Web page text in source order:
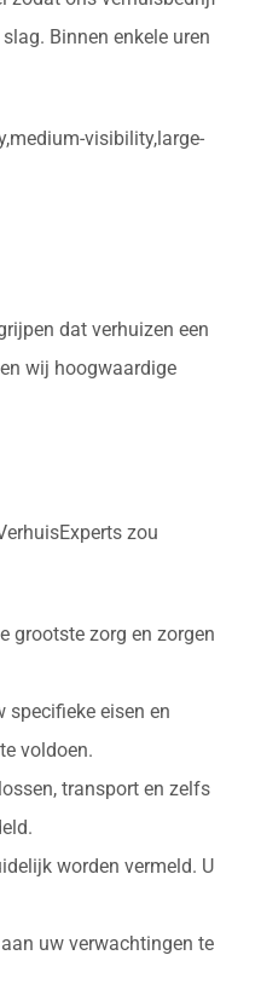
Binnen enkele uren
visibility,large-
dat verhuizen een
wij hoogwaardige
zou
grootste zorg en zorgen
specifieke eisen en
voldoen.
transport en zelfs
worden vermeld. U
uw verwachtingen te